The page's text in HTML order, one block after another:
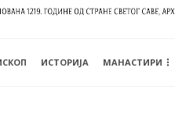
ИСТОРИЈА МАНАСТИРИ